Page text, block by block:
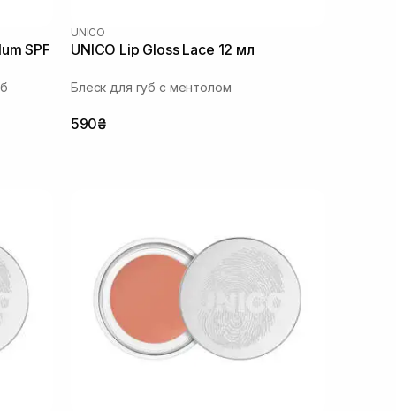
SPF
UNICO
UNICO Lip Gloss Lace 12 мл
Блеск для губ с ментолом
590₴